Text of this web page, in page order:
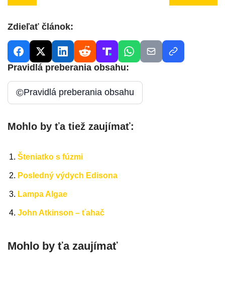
Zdieľať článok:
Pravidlá preberania obsahu:
©Pravidlá preberania obsahu
Mohlo by ťa tiež zaujímať:
Šteniatko s fúzmi
Posledný výdych Edisona
Lampa Algae
John Atkinson – ťahač
Mohlo by ťa zaujímať